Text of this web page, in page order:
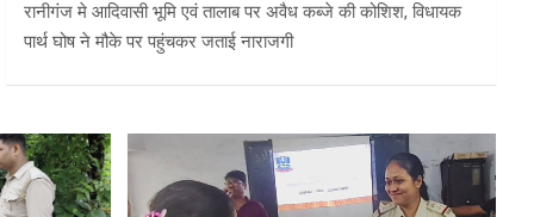
रानीगंज मे आदिवासी भूमि एवं तालाब पर अवैध कब्जे की कोशिश, विधायक
पार्थ घोष ने मौके पर पहुंचकर जताई नाराजगी